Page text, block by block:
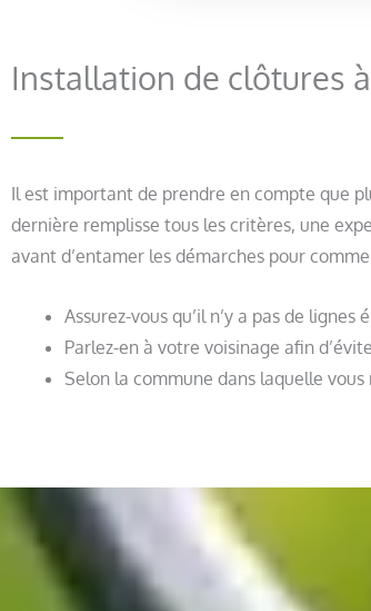
Installation de clôtures
Il est important de prendre en compte que
dernière remplisse tous les critères, une
avant d’entamer les démarches pour
Assurez-vous qu’il n’y a pas de
Parlez-en à votre voisinage afin
Selon la commune dans laquelle